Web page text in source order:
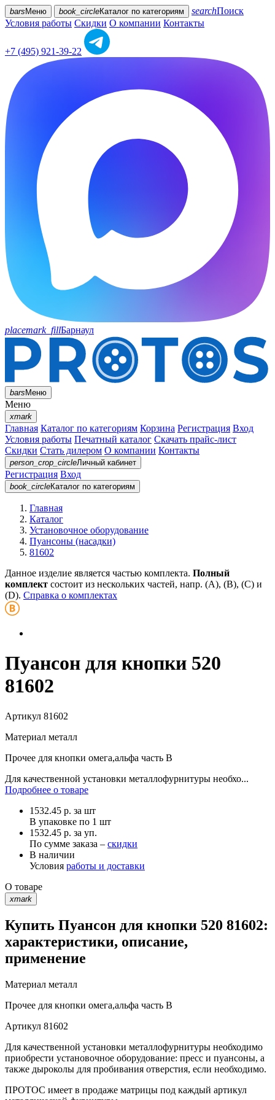
bars Меню book_circleКаталог по категориям searchПоиск
Условия работы Скидки О компании Контакты
+7 (495) 921-39-22
placemark_fillБарнаул
barsМеню
Меню
xmark
Главная Каталог по категориям Корзина Регистрация Вход
Условия работы Печатный каталог Скачать прайс-лист
Скидки Стать дилером О компании Контакты
person_crop_circleЛичный кабинет
Регистрация Вход
book_circleКаталог по категориям
Главная
Каталог
Установочное оборудование
Пуансоны (насадки)
81602
Данное изделие является частью комплекта. Полный
комплект состоит из нескольких частей, напр. (А), (B), (С) и
(D). Справка о комплектах
Пуансон для кнопки 520
81602
Артикул 81602
Материал металл
Прочее для кнопки омега,альфа часть В
Для качественной установки металлофурнитуры необхо...
Подробнее о товаре
1532.45 р. за шт
В упаковке по 1 шт
1532.45 р. за уп.
По сумме заказа – скидки
В наличии
Условия работы и доставки
О товаре
xmark
Купить Пуансон для кнопки 520 81602:
характеристики, описание,
применение
Материал металл
Прочее для кнопки омега,альфа часть В
Артикул 81602
Для качественной установки металлофурнитуры необходимо
приобрести установочное оборудование: пресс и пуансоны, а
также дыроколы для пробивания отверстия, если необходимо.
ПРОТОС имеет в продаже матрицы под каждый артикул